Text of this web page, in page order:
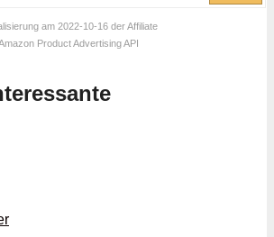
am 2022-10-16 der Affiliate
Product Advertising API